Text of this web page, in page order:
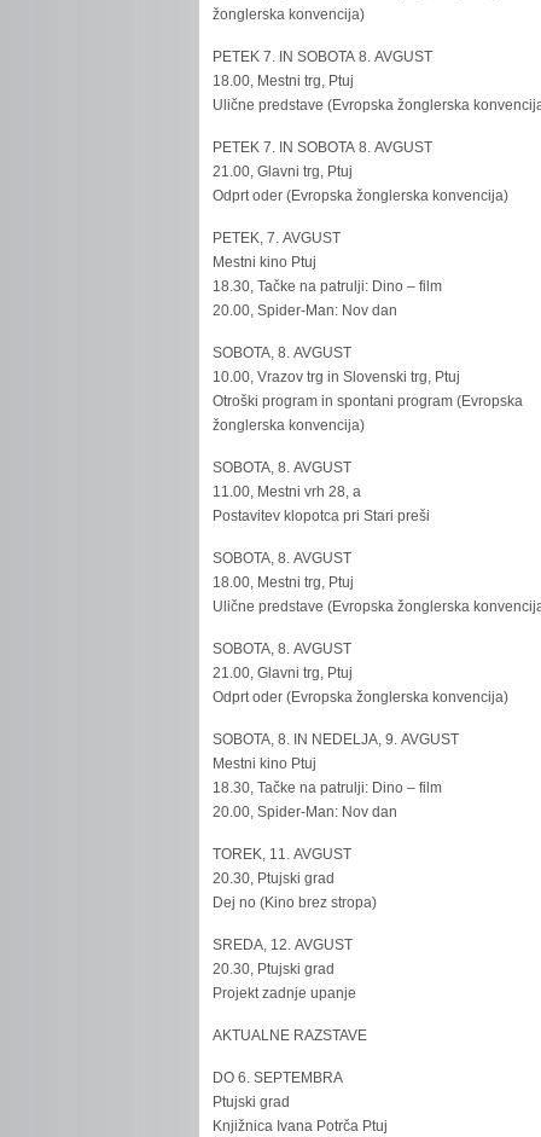
žonglerska konvencija)
PETEK 7. IN SOBOTA 8. AVGUST
18.00, Mestni trg, Ptuj
Ulične predstave (Evropska žonglerska
PETEK 7. IN SOBOTA 8. AVGUST
21.00, Glavni trg, Ptuj
Odprt oder (Evropska žonglerska konvencija)
PETEK, 7. AVGUST
Mestni kino Ptuj
18.30, Tačke na patrulji: Dino – film
20.00, Spider-Man: Nov dan
SOBOTA, 8. AVGUST
10.00, Vrazov trg in Slovenski trg, Ptuj
Otroški program in spontani program (Evropska
žonglerska konvencija)
SOBOTA, 8. AVGUST
11.00, Mestni vrh 28, a
Postavitev klopotca pri Stari preši
SOBOTA, 8. AVGUST
18.00, Mestni trg, Ptuj
Ulične predstave (Evropska žonglerska
SOBOTA, 8. AVGUST
21.00, Glavni trg, Ptuj
Odprt oder (Evropska žonglerska konvencija)
SOBOTA, 8. IN NEDELJA, 9. AVGUST
Mestni kino Ptuj
18.30, Tačke na patrulji: Dino – film
20.00, Spider-Man: Nov dan
TOREK, 11. AVGUST
20.30, Ptujski grad
Dej no (Kino brez stropa)
SREDA, 12. AVGUST
20.30, Ptujski grad
Projekt zadnje upanje
AKTUALNE RAZSTAVE
DO 6. SEPTEMBRA
Ptujski grad
Knjižnica Ivana Potrča Ptuj